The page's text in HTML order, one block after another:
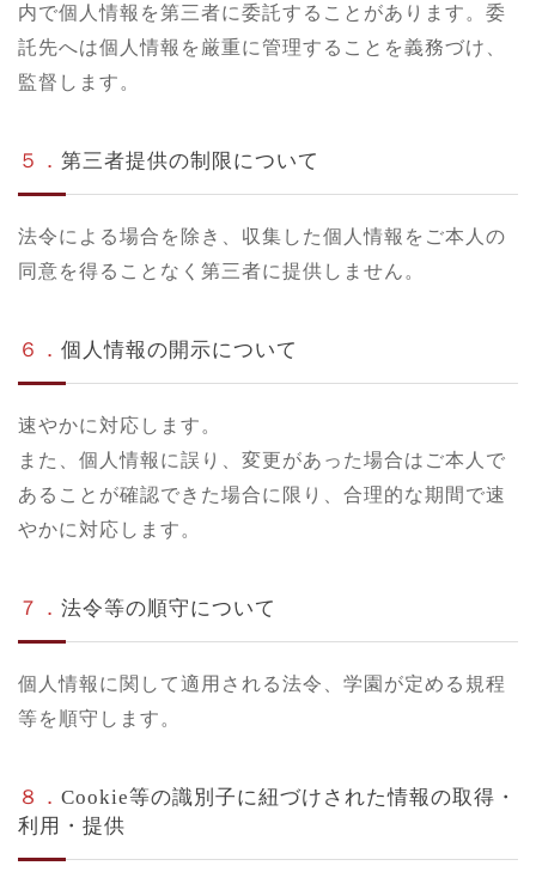
内で個人情報を第三者に委託することがあります。委
託先へは個人情報を厳重に管理することを義務づけ、
監督します。
５． 第三者提供の制限について
法令による場合を除き、収集した個人情報をご本人の
同意を得ることなく第三者に提供しません。
６． 個人情報の開示について
速やかに対応します。
また、個人情報に誤り、変更があった場合はご本人で
あることが確認できた場合に限り、合理的な期間で速
やかに対応します。
７． 法令等の順守について
個人情報に関して適用される法令、学園が定める規程
等を順守します。
８． Cookie等の識別子に紐づけされた情報の取得・
利用・提供